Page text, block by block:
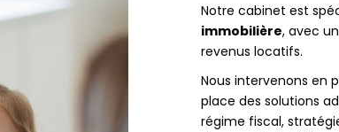
Notre cabinet est
immobilière, avec
revenus locatifs.
Nous intervenons en
place des solutions
régime fiscal,